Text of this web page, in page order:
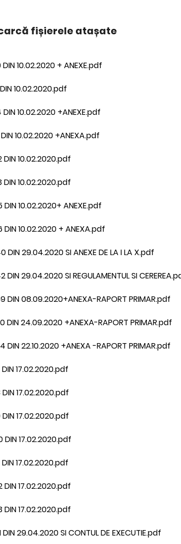
fișierele atașate
DIN 10.02.2020 + ANEXE.pdf
DIN 10.02.2020.pdf
DIN 10.02.2020 +ANEXE.pdf
DIN 10.02.2020 +ANEXA.pdf
DIN 10.02.2020.pdf
DIN 10.02.2020.pdf
DIN 10.02.2020+ ANEXE.pdf
DIN 10.02.2020 + ANEXA.pdf
DIN 29.04.2020 SI ANEXE DE LA I LA X.pdf
DIN 29.04.2020 SI REGULAMENTUL SI
DIN 08.09.2020+ANEXA-RAPORT PRIMAR.pdf
DIN 24.09.2020 +ANEXA-RAPORT PRIMAR.pdf
DIN 22.10.2020 +ANEXA -RAPORT PRIMAR.pdf
DIN 17.02.2020.pdf
DIN 17.02.2020.pdf
DIN 17.02.2020.pdf
DIN 17.02.2020.pdf
DIN 17.02.2020.pdf
DIN 17.02.2020.pdf
DIN 17.02.2020.pdf
DIN 29.04.2020 SI CONTUL DE EXECUTIE.pdf